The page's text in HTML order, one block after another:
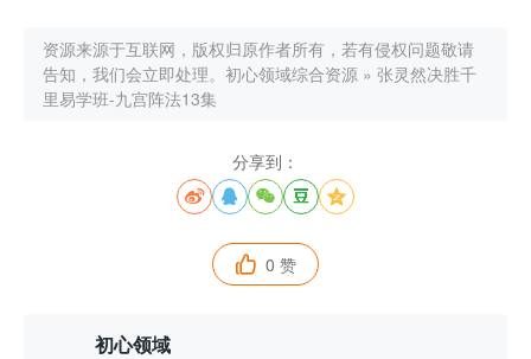
资源来源于互联网，版权归原作者所有，若有侵权问题敬请
告知，我们会立即处理。 初心领域综合资源 » 张灵然决胜千
里易学班-九宫阵法13集
分享到：
    
 0 赞
初心领域